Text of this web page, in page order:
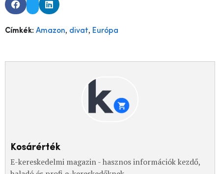
Címkék: Amazon, divat, Európa
Kosárérték
E-kereskedelmi magazin - hasznos információk kezdő,